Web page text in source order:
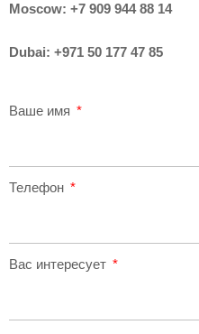
Moscow: +7 909 944 88 14
Dubai: +971 50 177 47 85
Ваше имя
Телефон
Вас интересует